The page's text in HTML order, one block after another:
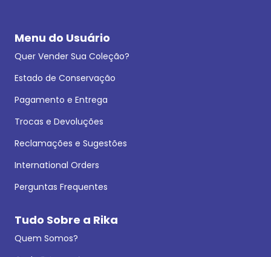
Menu do Usuário
Quer Vender Sua Coleção?
Estado de Conservação
Pagamento e Entrega
Trocas e Devoluções
Reclamações e Sugestões
International Orders
Perguntas Frequentes
Tudo Sobre a Rika
Quem Somos?